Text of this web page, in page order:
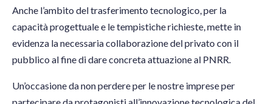
Anche l’ambito del trasferimento tecnologico, per la
capacità progettuale e le tempistiche richieste, mette in
evidenza la necessaria collaborazione del privato con il
pubblico al fine di dare concreta attuazione al PNRR.
Un’occasione da non perdere per le nostre imprese per